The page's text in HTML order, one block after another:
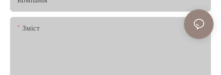
Зміст